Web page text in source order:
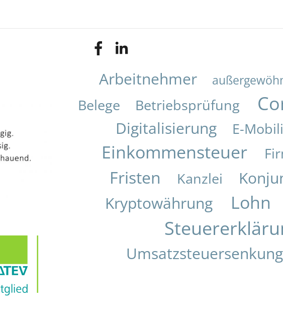
Arbeitnehmer
Belege Betriebsprüfung
Digitalisierung
E-
Einkommensteuer
Fristen Kanzlei
Kryptowährung
Lohn
Umsatzsteuersenkung